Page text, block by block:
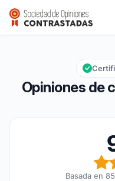
Glia-paris
Calificación global: 9,1 de 10
9,1/10
Opiniones de
Basada en